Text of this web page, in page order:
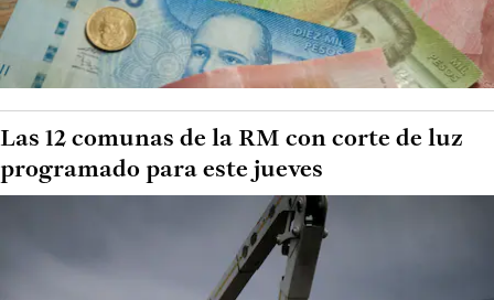
Las 12 comunas de la RM con corte de luz
programado para este jueves